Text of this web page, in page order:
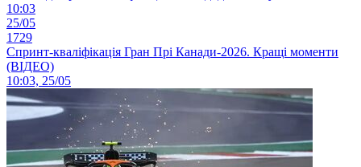
10:03
25/05
1729
Спринт-кваліфікація Гран Прі Канади-2026. Кращі моменти
(ВІДЕО)
10:03, 25/05